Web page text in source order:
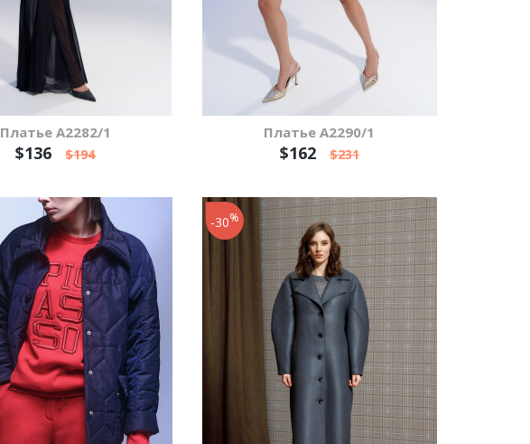
Платье А2282/1
$136 $194
Платье А2290/1
$162 $231
-30%